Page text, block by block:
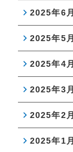
2025年6月
2025年5月
2025年4月
2025年3月
2025年2月
2025年1月